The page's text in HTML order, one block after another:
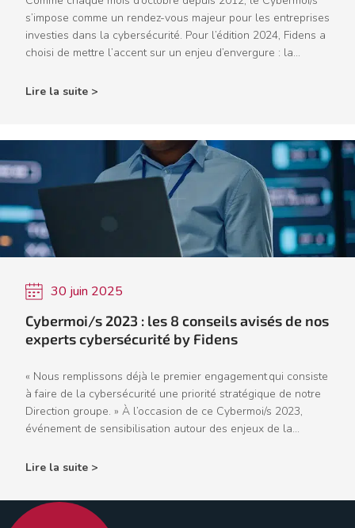
s’impose comme un rendez-vous majeur pour les entreprises
investies dans la cybersécurité. Pour l’édition 2024, Fidens a
choisi de mettre l’accent sur un enjeu d’envergure : la...
Lire la suite >
30 juin 2025
Cybermoi/s 2023 : les 8 conseils avisés de nos
experts cybersécurité by Fidens
« Nous remplissons déjà le premier engagement qui consiste
à faire de la cybersécurité une priorité stratégique de notre
Direction groupe. » À l’occasion de ce Cybermoi/s 2023,
événement de sensibilisation autour des enjeux de la...
Lire la suite >